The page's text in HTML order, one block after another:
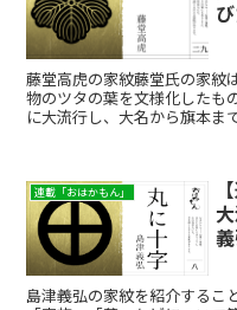
藤堂高虎の家紋藤堂氏の家紋
物のツタの葉を文様化したも
に大流行し、大名から旗本ま
連載「おはかもん」
島津義弘の家紋を紹介するこ